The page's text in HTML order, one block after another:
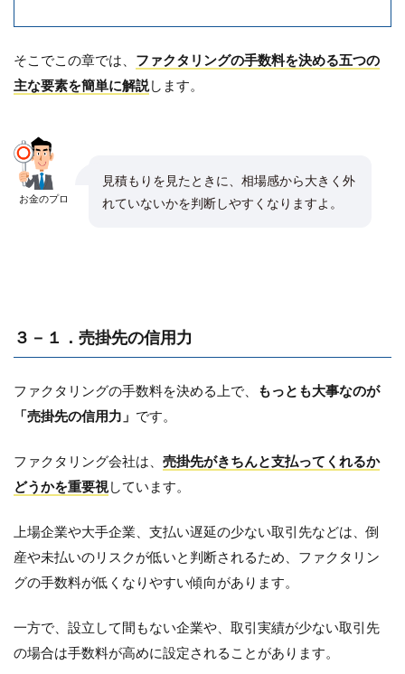
そこでこの章では、 ファクタリングの手数料を決める五つの
主な要素を簡単に解説します。
お金のプロ
見積もりを見たときに、相場感から大きく外
れていないかを判断しやすくなりますよ。
３－１．売掛先の信用力
ファクタリングの手数料を決める上で、
もっとも大事なのが
「売掛先の信用力」 です。
ファクタリング会社は、 売掛先がきちんと支払ってくれるか
どうかを重要視しています。
上場企業や大手企業、支払い遅延の少ない取引先などは、倒
産や未払いのリスクが低いと判断されるため、ファクタリン
グの手数料が低くなりやすい傾向があります。
一方で、設立して間もない企業や、取引実績が少ない取引先
の場合は手数料が高めに設定されることがあります。